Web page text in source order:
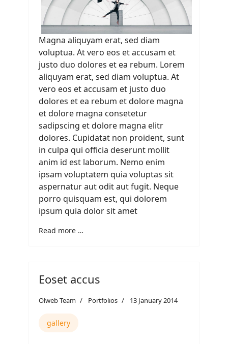
Magna aliquyam erat, sed diam
voluptua. At vero eos et accusam et
justo duo dolores et ea rebum. Lorem
aliquyam erat, sed diam voluptua. At
vero eos et accusam et justo duo
dolores et ea rebum et dolore magna
et dolore magna consetetur
sadipscing et dolore magna elitr
dolores. Cupidatat non proident, sunt
in culpa qui officia deserunt mollit
anim id est laborum. Nemo enim
ipsam voluptatem quia voluptas sit
aspernatur aut odit aut fugit. Neque
porro quisquam est, qui dolorem
ipsum quia dolor sit amet
Read more …
Eoset accus
Olweb Team Portfolios 13 January 2014
gallery